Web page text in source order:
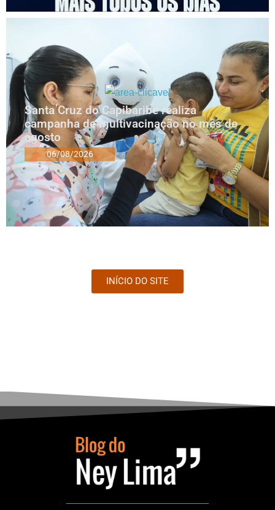
Santa Cruz do Capibaribe realiza
campanha de multivacinação no mês de
agosto
06/08/2026
INÍCIO DO SITE